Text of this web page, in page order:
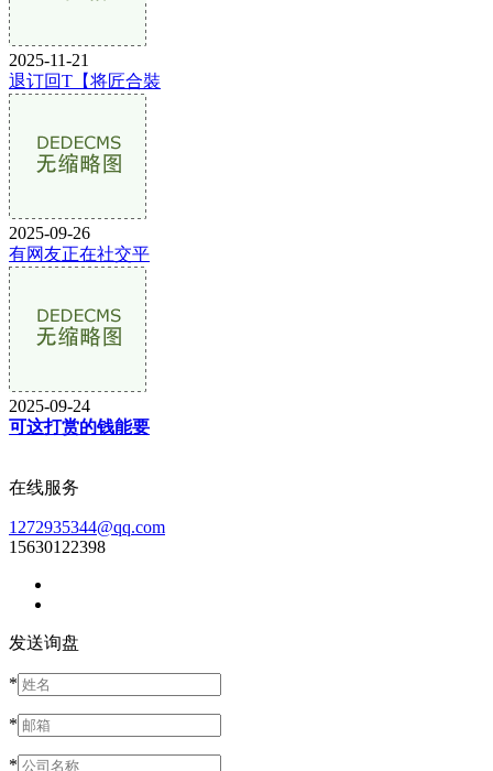
2025-11-21
退订回T【将匠合裝
2025-09-26
有网友正在社交平
2025-09-24
可这打赏的钱能要
在线服务
1272935344@qq.com
15630122398
发送询盘
*
*
*